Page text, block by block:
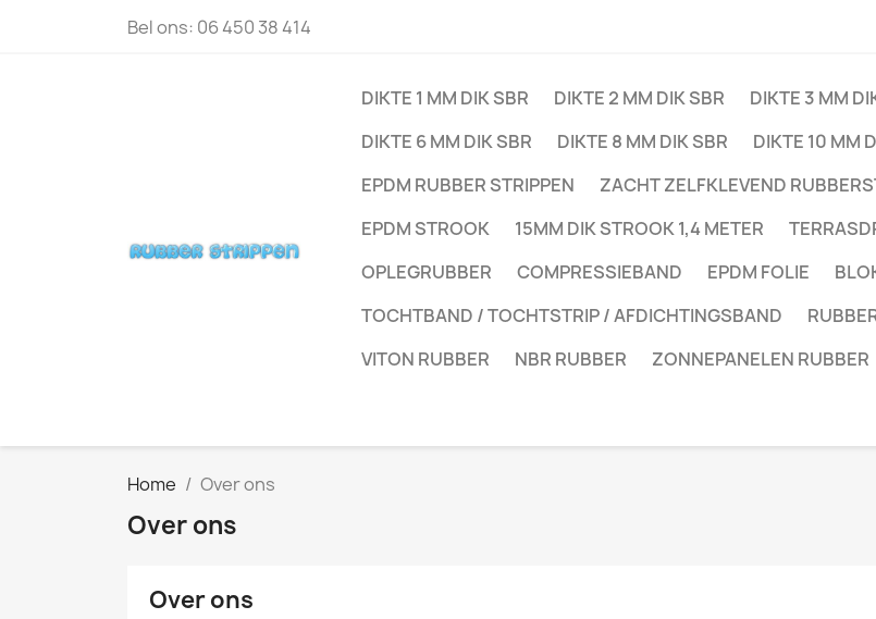
Bel ons: 06 450 38 414
DIKTE 1 MM DIK SBR DIKTE 2 MM DIK SBR DIKTE 3 MM
DIKTE 6 MM DIK SBR
DIKTE 8 MM DIK SBR DIKTE 10 MM
EPDM RUBBER STRIPPEN
ZACHT ZELFKLEVEND
EPDM STROOK
15MM DIK STROOK 1,4 METER
OPLEGRUBBER
COMPRESSIEBAND EPDM FOLIE
TOCHTBAND / TOCHTSTRIP / AFDICHTINGSBAND
VITON RUBBER
NBR RUBBER ZONNEPANELEN RUBBER
Home Over ons
Over ons
Over ons